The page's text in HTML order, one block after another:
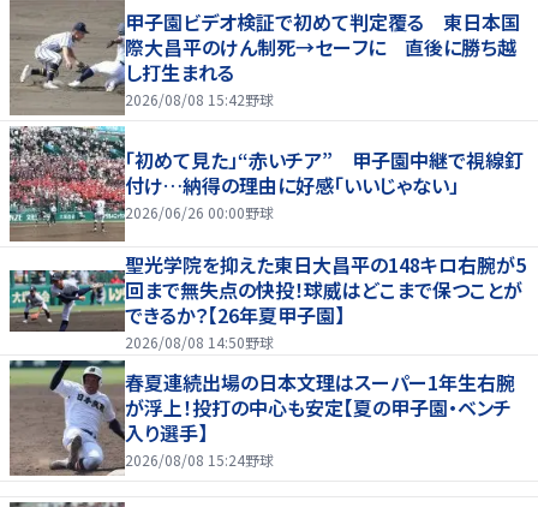
甲子園ビデオ検証で初めて判定覆る 東日本国
際大昌平のけん制死→セーフに 直後に勝ち越
し打生まれる
2026/08/08 15:42野球
「初めて見た」“赤いチア” 甲子園中継で視線釘
付け…納得の理由に好感「いいじゃない」
2026/06/26 00:00野球
聖光学院を抑えた東日大昌平の148キロ右腕が5
回まで無失点の快投！球威はどこまで保つことが
できるか？【26年夏甲子園】
2026/08/08 14:50野球
春夏連続出場の日本文理はスーパー1年生右腕
が浮上！投打の中心も安定【夏の甲子園・ベンチ
入り選手】
2026/08/08 15:24野球